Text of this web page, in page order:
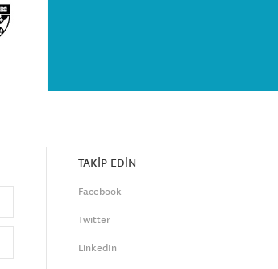
TAKİP EDİN
Facebook
Twitter
LinkedIn